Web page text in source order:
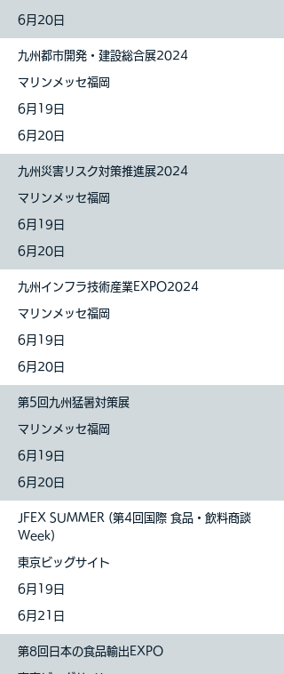
6月20日
九州都市開発・建設総合展2024
マリンメッセ福岡
6月19日
6月20日
九州災害リスク対策推進展2024
マリンメッセ福岡
6月19日
6月20日
九州インフラ技術産業EXPO2024
マリンメッセ福岡
6月19日
6月20日
第5回九州猛暑対策展
マリンメッセ福岡
6月19日
6月20日
JFEX SUMMER (第4回国際 食品・飲料商談
Week)
東京ビッグサイト
6月19日
6月21日
第8回日本の食品輸出EXPO